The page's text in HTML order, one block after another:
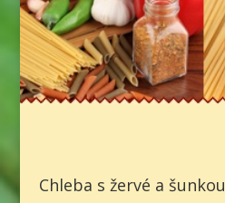
Chleba s žervé a šunkou